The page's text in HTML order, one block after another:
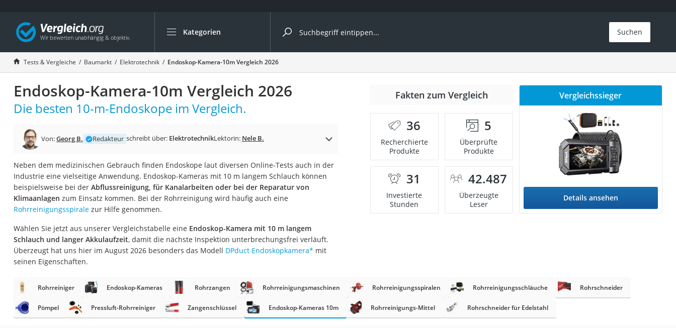
Kategorien
Die beliebtesten Vergleiche nach Kategorie
Baumarkt
Tresor feuerfest
Makita-Akku-Rasenmäher
Kappsäge
Smartes Türschloss
Akku-Rasentrimmer
Split-Klimaanlage 2 Innengeräte
Pelletofen
Bohrmaschine
Fliesenschneider
Hochdruckreiniger
Überwachungskamera
Benzinrasenmäher mit Elektrostart
Akku-Laubsauger
Suchen
Tests & Vergleiche Baumarkt Elektrotechnik Endoskop-Kamera-10m Vergleich 2026
Endoskop-Kamera-10m Vergleich 2026
Die besten 10-m-Endoskope im Vergleich.
Von:Georg B. Redakteur schreibt über: ElektrotechnikLektorin: Nele B.
Neben dem medizinischen Gebrauch finden Endoskope laut diversen Online-Tests auch in der
Industrie eine vielseitige Anwendung. Endoskop-Kameras mit 10 m langem Schlauch können
beispielsweise bei der Abflussreinigung, für Kanalarbeiten oder bei der Reparatur von
Klimaanlagen zum Einsatz kommen. Bei der Rohrreinigung wird häufig auch eine
Rohrreinigungsspiralezur Hilfe genommen.
Wählen Sie jetzt aus unserer Vergleichstabelle eine Endoskop-Kamera mit 10 m langem
Schlauch und langer Akkulaufzeit, damit die nächste Inspektion unterbrechungsfrei verläuft.
Überzeugt hat uns hier im August 2026 besonders das Modell DPduct Endoskopkamera* mit
seinen Eigenschaften.
Fakten zum Vergleich
36
Recherchierte
Produkte
5
Überprüfte
Produkte
31
Investierte
Stunden
42.487
Überzeugte
Leser
Vergleichssieger
Details ansehen
Rohrreiniger Endoskop-Kameras Rohrzangen Rohrreinigungsmaschinen Rohrreinigungsspiralen Rohrreinigungsschläuche Rohrschneider
Pömpel Pressluft-Rohrreiniger Zangenschlüssel Endoskop-Kameras 10m Rohrreinigungs-Mittel Rohrschneider für Edelstahl